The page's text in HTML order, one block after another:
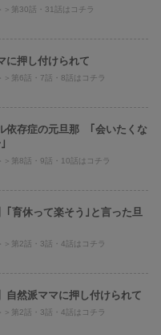
第30話・31話はコチラ
に押し付けられて
第6話・7話・8話はコチラ
依存症の元旦那 ｢会いたくな
第8話・9話・10話はコチラ
｢育休って楽そう｣と言った旦
第2話・3話・4話はコチラ
自然派ママに押し付けられて
第2話・3話・4話はコチラ